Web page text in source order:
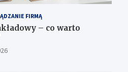
FIRMĄ
– co warto